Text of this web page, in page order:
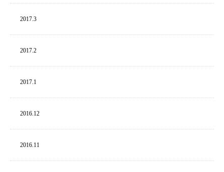
2017. 3
2017. 2
2017. 1
2016. 12
2016. 11